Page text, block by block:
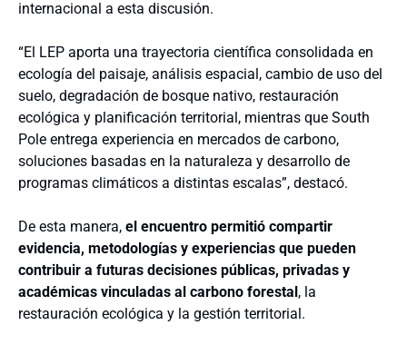
internacional a esta discusión.
“El LEP aporta una trayectoria científica consolidada en
ecología del paisaje, análisis espacial, cambio de uso del
suelo, degradación de bosque nativo, restauración
ecológica y planificación territorial, mientras que South
Pole entrega experiencia en mercados de carbono,
soluciones basadas en la naturaleza y desarrollo de
programas climáticos a distintas escalas”, destacó.
De esta manera, el encuentro permitió compartir
evidencia, metodologías y experiencias que pueden
contribuir a futuras decisiones públicas, privadas y
académicas vinculadas al carbono forestal , la
restauración ecológica y la gestión territorial.